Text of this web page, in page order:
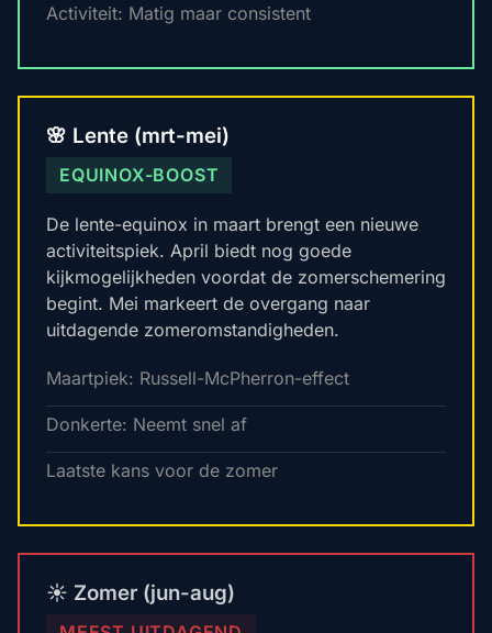
Activiteit: Matig maar consistent
🌸 Lente (mrt-mei)
EQUINOX-BOOST
De lente-equinox in maart brengt een nieuwe
activiteitspiek. April biedt nog goede
kijkmogelijkheden voordat de zomerschemering
begint. Mei markeert de overgang naar
uitdagende zomeromstandigheden.
Maartpiek: Russell-McPherron-effect
Donkerte: Neemt snel af
Laatste kans voor de zomer
☀️ Zomer (jun-aug)